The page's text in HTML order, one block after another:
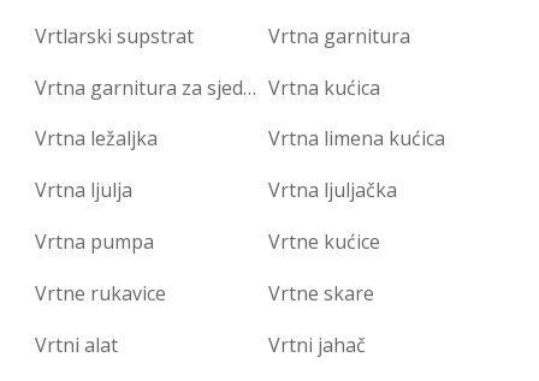
Vrtlarski supstrat
Vrtna garnitura
Vrtna garnitura za sjedenje Vrtna kućica
Vrtna ležaljka
Vrtna limena kućica
Vrtna ljulja
Vrtna ljuljačka
Vrtna pumpa
Vrtne kućice
Vrtne rukavice
Vrtne skare
Vrtni alat
Vrtni jahač